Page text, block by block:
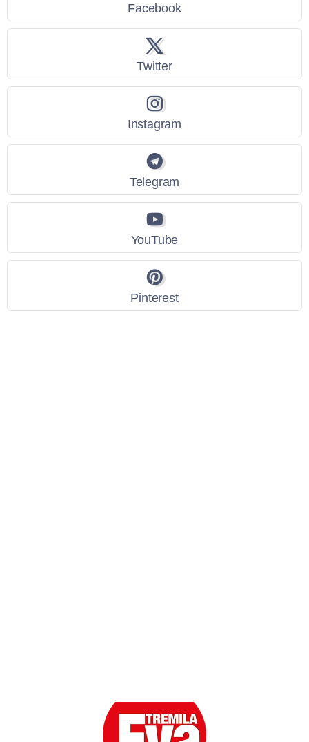
Facebook
Twitter
Instagram
Telegram
YouTube
Pinterest